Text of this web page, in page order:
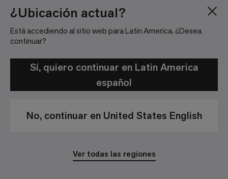
¿Ubicación actual?
Está accediendo al sitio web para Latin America. ¿Desea
continuar?
Sí, quiero continuar en Latin America
español
No, continuar en United States English
Ver todas las regiones
Blog
Trabaja con nosotros
Ubicaciones
Sala de Prensa
Inversionistas
comunidad
© 2026 Interface, Inc. All rights reserved.